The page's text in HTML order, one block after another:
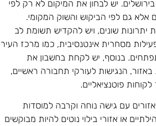
יש לבחון את המיקום לא רק לפי
אלא גם לפי הביקוש והשוק המקומי.
יתרונות שונים, ויש להקדיש תשומת לב
מסחרית אינטנסיבית, כמו מרכז העיר
בנוסף, יש לקחת בחשבון את
הנגישות לעורקי תחבורה ראשיים,
פוטנציאליים.
עם גישה נוחה וקרבה למוסדות
או אזורי בילוי נוטים להיות מבוקשים